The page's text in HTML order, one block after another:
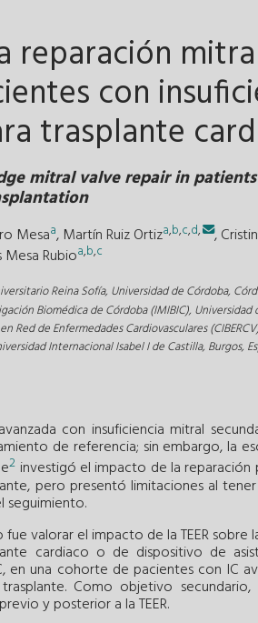
reparación
con
trasplante
mitral valve repair in
Mesaa, Martín Ruiz Ortiza,b,c,d, ,
Rubioa,b,c
Reina Sofía, Universidad de Córdoba,
Biomédica de Córdoba (IMIBIC), Universidad
Red de Enfermedades Cardiovasculares
Internacional Isabel I de Castilla, Burgos,
con insuficiencia mitral
de referencia; sin embargo, la
2 investigó el impacto de la reparación
pero presentó limitaciones al
seguimiento.
valorar el impacto de la TEER
cardiaco o de dispositivo de
en una cohorte de pacientes con IC
Como objetivo
y posterior a la TEER.